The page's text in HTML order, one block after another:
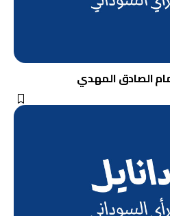
الصادق المهدي